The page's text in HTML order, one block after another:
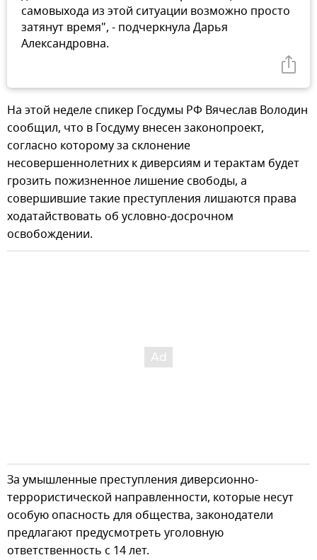
самовыхода из этой ситуации возможно просто
затянут время", - подчеркнула Дарья
Александровна.
На этой неделе спикер Госдумы РФ Вячеслав Володин
сообщил, что в Госдуму внесен законопроект,
согласно которому за склонение
несовершеннолетних к диверсиям и терактам будет
грозить пожизненное лишение свободы, а
совершившие такие преступления лишаются права
ходатайствовать об условно-досрочном
освобождении.
За умышленные преступления диверсионно-
террористической направленности, которые несут
особую опасность для общества, законодатели
предлагают предусмотреть уголовную
ответственность с 14 лет.